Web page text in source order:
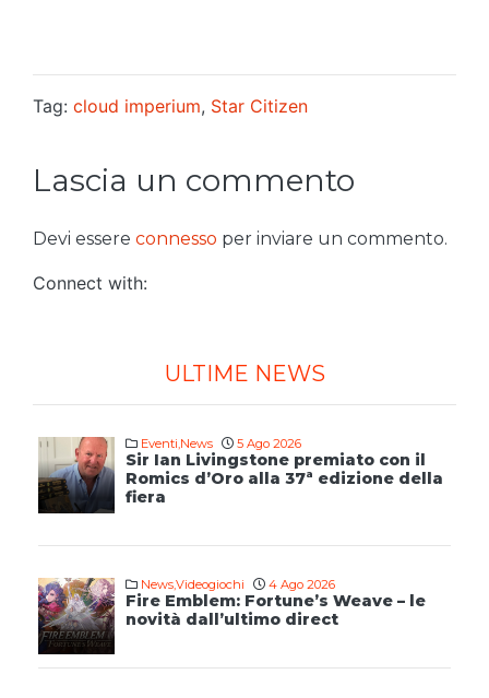
Tag: cloud imperium, Star Citizen
Lascia un commento
Devi essere connesso per inviare un commento.
Connect with:
ULTIME NEWS
Eventi,News 5 Ago 2026
Sir Ian Livingstone premiato con il
Romics d’Oro alla 37ª edizione della
fiera
News,Videogiochi 4 Ago 2026
Fire Emblem: Fortune’s Weave – le
novità dall’ultimo direct